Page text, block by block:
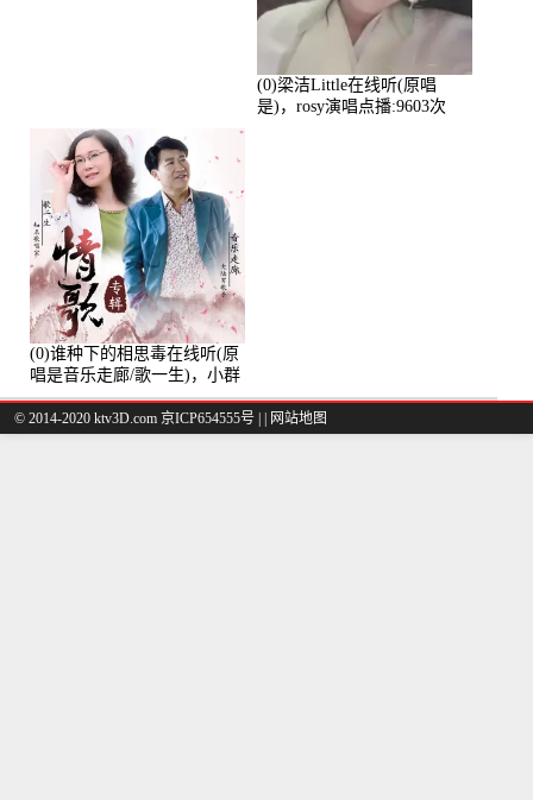
(0)梁洁Little在线听(原唱
是)，rosy演唱点播:9603次
(0)谁种下的相思毒在线听(原
唱是音乐走廊/歌一生)，小群
演唱点播:8975次
© 2014-2020 ktv3D.com 京ICP654555号 | 网站地图